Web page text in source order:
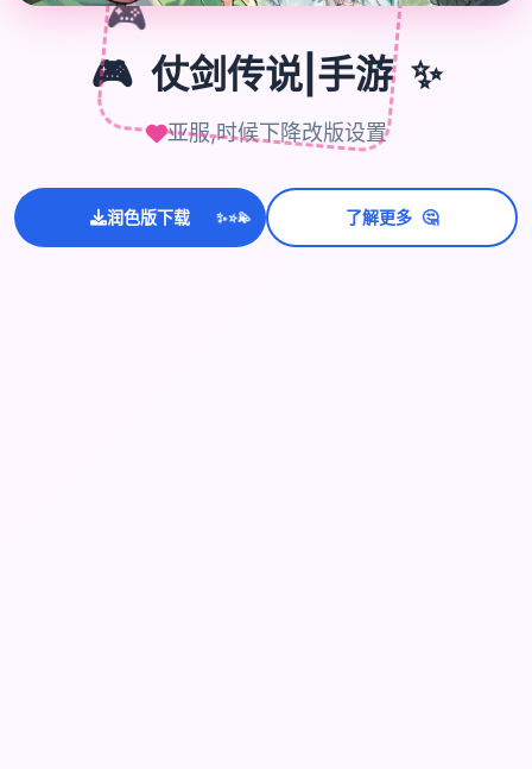
🎮
🎮 仗剑传说|手游 ✨
亚服,时候下降改版设置
润色版下载 ✨
⭐
💫 了解更多 🤔